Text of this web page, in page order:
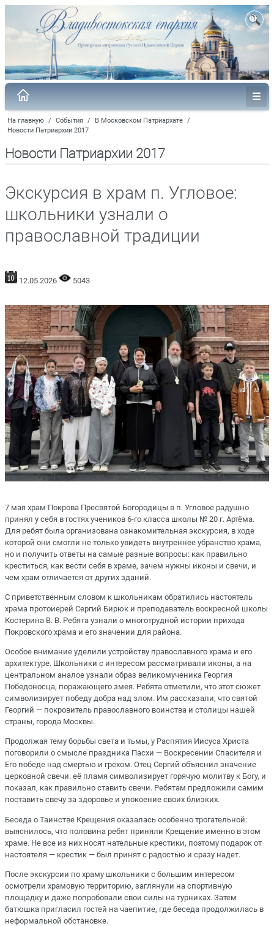
На главную / События / В Московском Патриархате /
Новости Патриархии 2017
Новости Патриархии 2017
Экскурсия в храм п. Угловое:
школьники узнали о
православной традиции
12.05.2026 5043
7 мая храм Покрова Пресвятой Богородицы в п. Угловое радушно
принял у себя в гостях учеников 6-го класса школы № 20 г. Артёма.
Для ребят была организована ознакомительная экскурсия, в ходе
которой они смогли не только увидеть внутреннее убранство храма,
но и получить ответы на самые разные вопросы: как правильно
креститься, как вести себя в храме, зачем нужны иконы и свечи, и
чем храм отличается от других зданий.
С приветственным словом к школьникам обратились настоятель
храма протоиерей Сергий Бирюк и преподаватель воскресной школы
Костерина В. В. Ребята узнали о многотрудной истории прихода
Покровского храма и его значении для района.
Особое внимание уделили устройству православного храма и его
архитектуре. Школьники с интересом рассматривали иконы, а на
центральном аналое узнали образ великомученика Георгия
Победоносца, поражающего змея. Ребята отметили, что этот сюжет
символизирует победу добра над злом. Им рассказали, что святой
Георгий — покровитель православного воинства и столицы нашей
страны, города Москвы.
Продолжая тему борьбы света и тьмы, у Распятия Иисуса Христа
поговорили о смысле праздника Пасхи — Воскресении Спасителя и
Его победе над смертью и грехом. Отец Сергий объяснил значение
церковной свечи: её пламя символизирует горячую молитву к Богу, и
показал, как правильно ставить свечи. Ребятам предложили самим
поставить свечу за здоровье и упокоение своих близких.
Беседа о Таинстве Крещения оказалась особенно трогательной:
выяснилось, что половина ребят приняли Крещение именно в этом
храме. Не все из них носят нательные крестики, поэтому подарок от
настоятеля — крестик — был принят с радостью и сразу надет.
После экскурсии по храму школьники с большим интересом
осмотрели храмовую территорию, заглянули на спортивную
площадку и даже попробовали свои силы на турниках. Затем
батюшка пригласил гостей на чаепитие, где беседа продолжилась в
неформальной обстановке.